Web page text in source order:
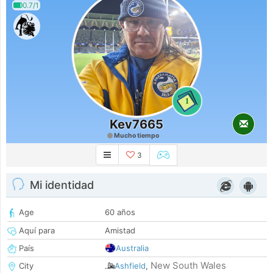
0.7/1
1
Kev7665
Mucho tiempo
3
Mi identidad
Age
60 años
Aquí para
Amistad
País
Australia
City
Ashfield, New South Wales